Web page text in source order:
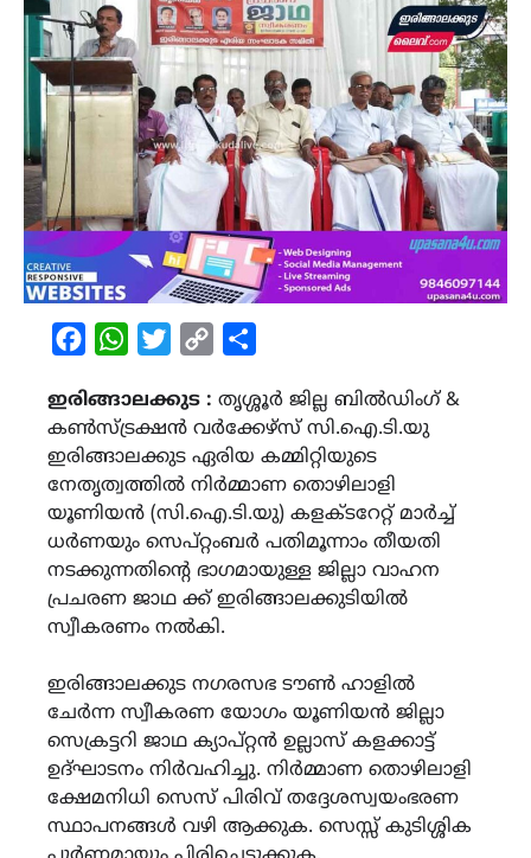
FacebookWhatsAppTwitterCopy
ഇരിങ്ങാലക്കുട : തൃശ്ശൂർ ജില്ല ബിൽഡിംഗ് &
കൺസ്ട്രക്ഷൻ വർക്കേഴ്സ് സി.ഐ.ടി.യു
ഇരിങ്ങാലക്കുട ഏരിയ കമ്മിറ്റിയുടെ
നേതൃത്വത്തിൽ നിർമ്മാണ തൊഴിലാളി
യൂണിയൻ (സി.ഐ.ടി.യു) കളക്ടറേറ്റ് മാർച്ച്
ധർണയും സെപ്റ്റംബർ പതിമൂന്നാം തീയതി
നടക്കുന്നതിന്‍റെ ഭാഗമായുള്ള ജില്ലാ വാഹന
പ്രചരണ ജാഥ ക്ക് ഇരിങ്ങാലക്കുടിയിൽ
സ്വീകരണം നൽകി.
ഇരിങ്ങാലക്കുട നഗരസഭ ടൗൺ ഹാളിൽ
ചേർന്ന സ്വീകരണ യോഗം യൂണിയൻ ജില്ലാ
സെക്രട്ടറി ജാഥ ക്യാപ്റ്റൻ ഉല്ലാസ് കളക്കാട്ട്
ഉദ്ഘാടനം നിർവഹിച്ചു. നിർമ്മാണ തൊഴിലാളി
ക്ഷേമനിധി സെസ് പിരിവ് തദ്ദേശസ്വയംഭരണ
സ്ഥാപനങ്ങൾ വഴി ആക്കുക. സെസ്സ് കുടിശ്ശിക